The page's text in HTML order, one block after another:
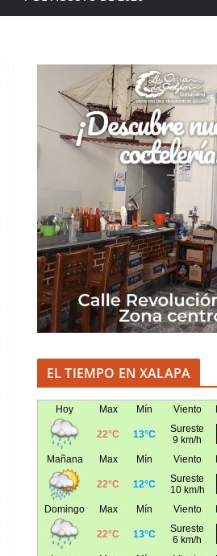
EL TIEMPO EN XALAPA